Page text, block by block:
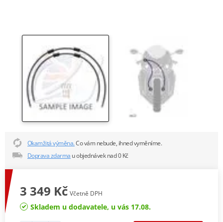
Okamžitá výměna.Co vám nebude, ihned vyměníme.
Doprava zdarma u objednávek nad 0 Kč
3 349 Kč Včetně DPH
Skladem u dodavatele, u vás 17.08.